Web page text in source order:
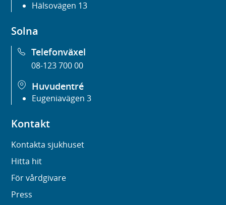
Hälsovägen 13
Solna
Telefonväxel
08-123 700 00
Huvudentré
Eugeniavägen 3
Kontakt
Kontakta sjukhuset
Hitta hit
För vårdgivare
Press